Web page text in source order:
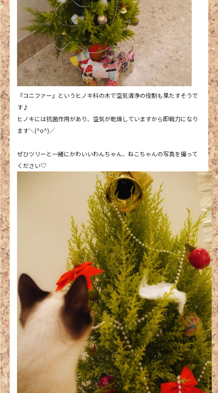
『コニファー』というヒノキ科の木で空気清浄の役割も果たすそうで
す♪
ヒノキには抗菌作用があり、空気が乾燥していますから即戦力になり
ます＼(^o^)／
ぜひツリーと一緒にかわいいわんちゃん、ねこちゃんの写真を撮って
ください♡